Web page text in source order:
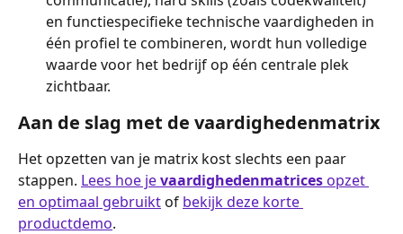
en functiespecifieke technische vaardigheden in
één profiel te combineren, wordt hun volledige
waarde voor het bedrijf op één centrale plek
zichtbaar.
Aan de slag met de vaardighedenmatrix
Het opzetten van je matrix kost slechts een paar
stappen. Lees hoe je vaardighedenmatrices opzet
en optimaal gebruikt of bekijk deze korte
productdemo.